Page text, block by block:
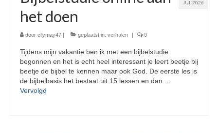
JUL 2026
het doen
door ellymay47 | geplaatst in: verhalen | 0
Tijdens mijn vakantie ben ik met een bijbelstudie
begonnen en het is echt heel interessant je leert beetje bij
beetje de bijbel te kennen maar ook God. De eerste les is
de bijbelbasis het bestaat uit 15 lessen en dan …
Vervolgd